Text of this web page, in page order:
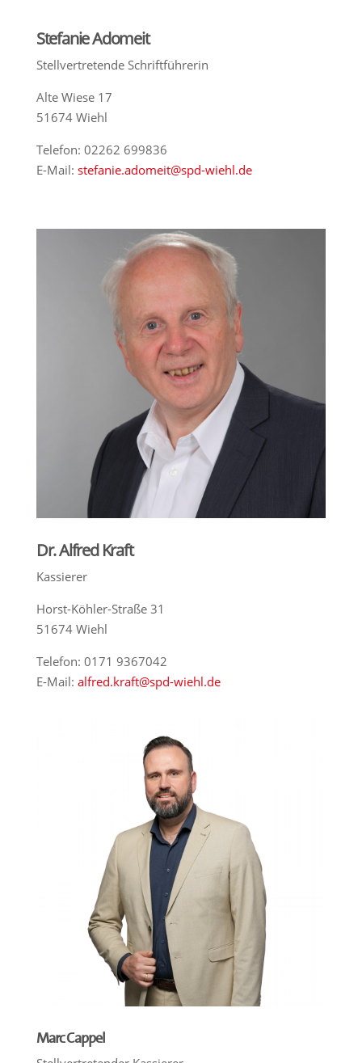
Stefanie Adomeit
Stellvertretende Schriftführerin
Alte Wiese 17
51674 Wiehl
Telefon: 02262 699836
E-Mail: stefanie.adomeit@spd-wiehl.de
Dr. Alfred Kraft
Kassierer
Horst-Köhler-Straße 31
51674 Wiehl
Telefon: 0171 9367042
E-Mail: alfred.kraft@spd-wiehl.de
Marc Cappel